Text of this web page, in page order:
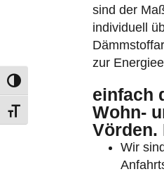
Umschalten auf hohe Kontraste
Schrift vergrößern
sind der
individuell
zur
einfach
Wohn-
Vörden.
Wir